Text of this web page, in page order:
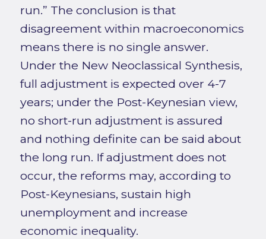
run.” The conclusion is that
disagreement within macroeconomics
means there is no single answer.
Under the New Neoclassical Synthesis,
full adjustment is expected over 4-7
years; under the Post-Keynesian view,
no short-run adjustment is assured
and nothing definite can be said about
the long run. If adjustment does not
occur, the reforms may, according to
Post-Keynesians, sustain high
unemployment and increase
economic inequality.